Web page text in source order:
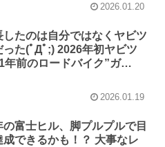
2026.01.20
したのは自分ではなくヤビツ
った(ﾟДﾟ;) 2026年初ヤビツ
年前のロードバイク”ガ
2026.01.19
の富士ヒル、脚プルプルで目
成できるかも！？ 大事なレ